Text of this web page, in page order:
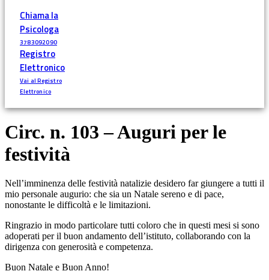
Chiama la
Psicologa
3783092090
Registro
Elettronico
Vai al Registro
Elettronico
Circ. n. 103 – Auguri per le
festività
Nell’imminenza delle festività natalizie desidero far giungere a tutti il
mio personale augurio: che sia un Natale sereno e di pace,
nonostante le difficoltà e le limitazioni.
Ringrazio in modo particolare tutti coloro che in questi mesi si sono
adoperati per il buon andamento dell’istituto, collaborando con la
dirigenza con generosità e competenza.
Buon Natale e Buon Anno!